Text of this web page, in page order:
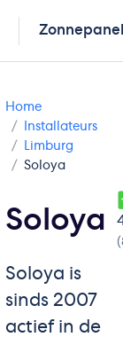
Home
Installateurs
Limburg
Soloya
Soloya
Soloya is
sinds 2007
actief in de